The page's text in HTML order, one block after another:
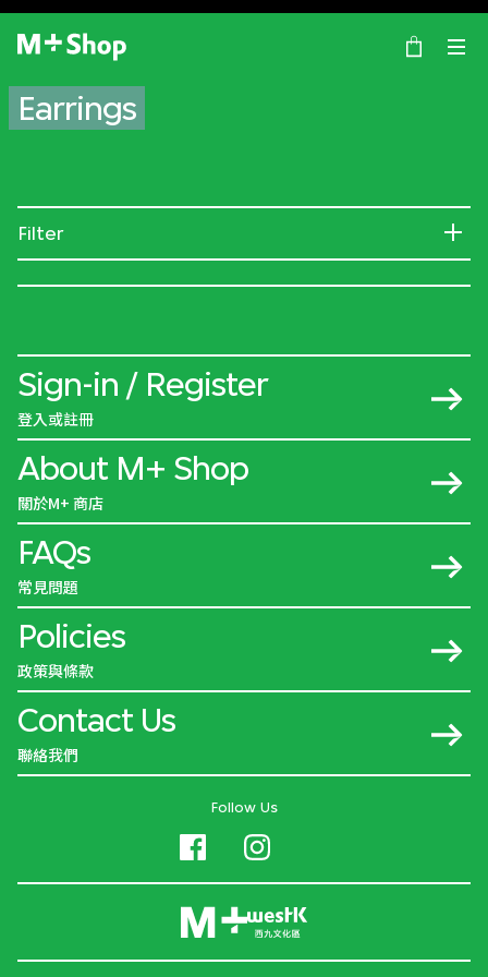
×
M+ Shop
Earrings
Filter
Sign-in / Register
登入或註冊
About M+ Shop
關於M+ 商店
FAQs
常見問題
Policies
政策與條款
Contact Us
聯絡我們
Follow Us